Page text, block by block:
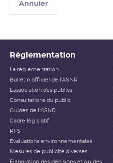
r
s
Annuler
Réglementation
La réglementation
Bulletin officiel de l'ASNR
L’association des publics
Consultations du public
Guides de l'ASNR
Cadre législatif
RFS
Évaluations environnementales
Mesures de publicité diverses
Élaboration des décisions et guides